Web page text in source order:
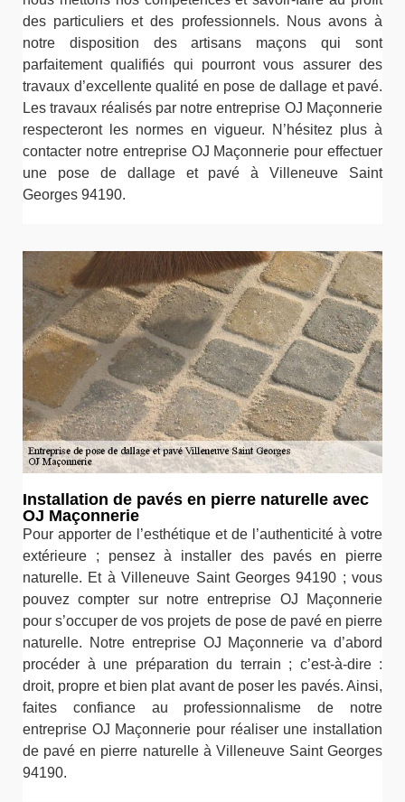
des particuliers et des professionnels. Nous avons à
notre disposition des artisans maçons qui sont
parfaitement qualifiés qui pourront vous assurer des
travaux d’excellente qualité en pose de dallage et pavé.
Les travaux réalisés par notre entreprise OJ Maçonnerie
respecteront les normes en vigueur. N’hésitez plus à
contacter notre entreprise OJ Maçonnerie pour effectuer
une pose de dallage et pavé à Villeneuve Saint
Georges 94190.
Installation de pavés en pierre naturelle avec
OJ Maçonnerie
Pour apporter de l’esthétique et de l’authenticité à votre
extérieure ; pensez à installer des pavés en pierre
naturelle. Et à Villeneuve Saint Georges 94190 ; vous
pouvez compter sur notre entreprise OJ Maçonnerie
pour s’occuper de vos projets de pose de pavé en pierre
naturelle. Notre entreprise OJ Maçonnerie va d’abord
procéder à une préparation du terrain ; c’est-à-dire :
droit, propre et bien plat avant de poser les pavés. Ainsi,
faites confiance au professionnalisme de notre
entreprise OJ Maçonnerie pour réaliser une installation
de pavé en pierre naturelle à Villeneuve Saint Georges
94190.